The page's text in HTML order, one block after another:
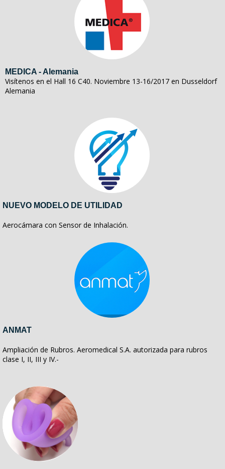
MEDICA - Alemania
Visítenos en el Hall 16 C40. Noviembre 13-16/2017 en Dusseldorf
Alemania
NUEVO MODELO DE UTILIDAD
Aerocámara con Sensor de Inhalación.
ANMAT
Ampliación de Rubros. Aeromedical S.A. autorizada para rubros
clase I, II, III y IV.-